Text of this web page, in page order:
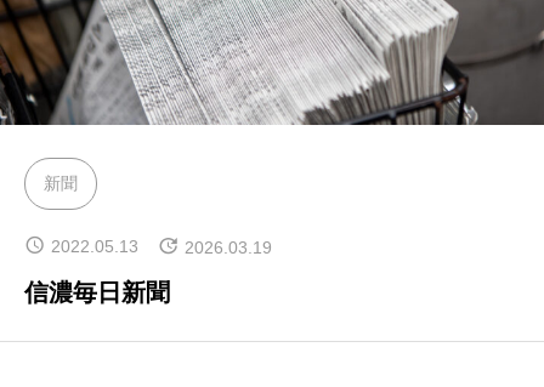
運営団体
管理団体
協議会
新聞
2022.05.13 2026.03.19
信濃毎日新聞